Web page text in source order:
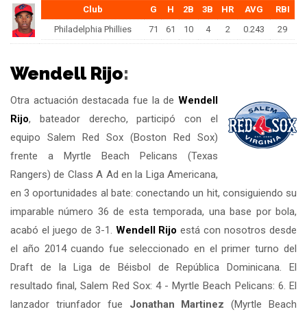
Club G H 2B 3B HR AVG
RBI
Philadelphia Phillies
71 61 10 4 2 0.243 29
Wendell Rijo:
Otra actuación destacada fue la de Wendell
Rijo, bateador derecho, participó con el
equipo Salem Red Sox (Boston Red Sox)
frente a Myrtle Beach Pelicans (Texas
Rangers) de Class A Ad en la Liga Americana,
en 3 oportunidades al bate: conectando un hit, consiguiendo su
imparable número 36 de esta temporada, una base por bola,
acabó el juego de 3-1. Wendell Rijo está con nosotros desde
el año 2014 cuando fue seleccionado en el primer turno del
Draft de la Liga de Béisbol de República Dominicana. El
resultado final, Salem Red Sox: 4 - Myrtle Beach Pelicans: 6. El
lanzador triunfador fue Jonathan Martinez (Myrtle Beach